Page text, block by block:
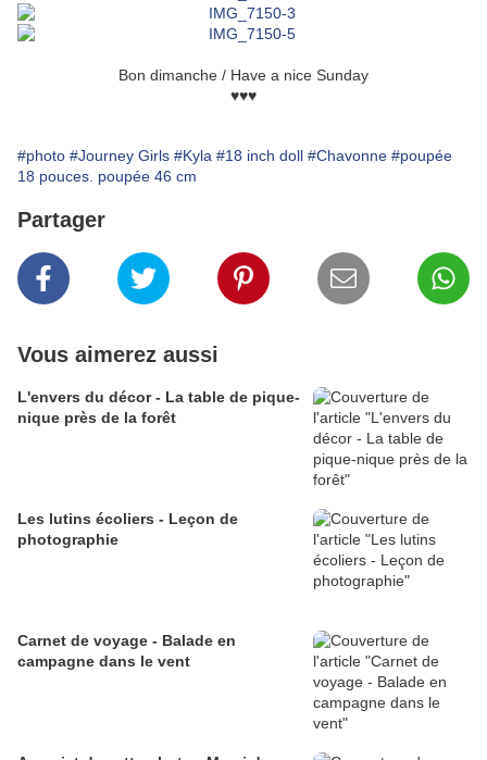
Bon dimanche / Have a nice Sunday
♥♥♥
#photo #Journey Girls #Kyla #18 inch doll #Chavonne #poupée
18 pouces. poupée 46 cm
Partager
Vous aimerez aussi
L'envers du décor - La table de pique-
nique près de la forêt
Les lutins écoliers - Leçon de
photographie
Carnet de voyage - Balade en
campagne dans le vent